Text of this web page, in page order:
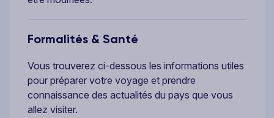
Formalités & Santé
Vous trouverez ci-dessous les informations utiles
pour préparer votre voyage et prendre
connaissance des actualités du pays que vous
allez visiter.